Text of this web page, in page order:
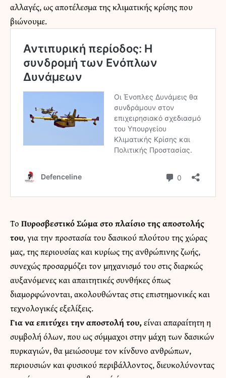
αλλαγές, ως αποτέλεσμα της κλιματικής κρίσης που
βιώνουμε.
Το Πυροσβεστικό Σώμαστο πλαίσιο της αποστολής
του, για την προστασία του δασικού πλούτου της χώρας
μας, της περιουσίας και κυρίως της ανθρώπινης ζωής,
συνεχώς προσαρμόζει τον μηχανισμό του στις διαρκώς
αυξανόμενες και απαιτητικές συνθήκες όπως
διαμορφώνονται, ακολουθώντας στις επιστημονικές και
τεχνολογικές εξελίξεις.
Για να επιτύχει την αποστολή του,είναι απαραίτητη η
συμβολή όλων, που ως σύμμαχοι στην μάχη των δασικών
πυρκαγιών, θα μειώσουμε τον κίνδυνο ανθρώπων,
περιουσιών και φυσικού περιβάλλοντος, διευκολύνοντας